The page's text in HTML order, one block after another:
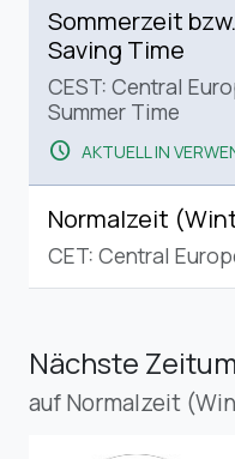
Sommerzeit
Saving Time
CEST: Central
Summer Time
schedule AKTUELL IN
Normalzeit
CET: Central
Nächste
auf Normalzeit